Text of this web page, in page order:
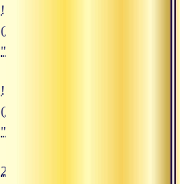
![28.08.2019 Сатсанг "Шива и
(https://www.advayta.org/upload/
"28.08.2019 Сатсанг "Шива и
![23.07.2019 Сатсанг
(https://www.advayta.org/upload/
"23.07.2019 Сатсанг
23.07.2019